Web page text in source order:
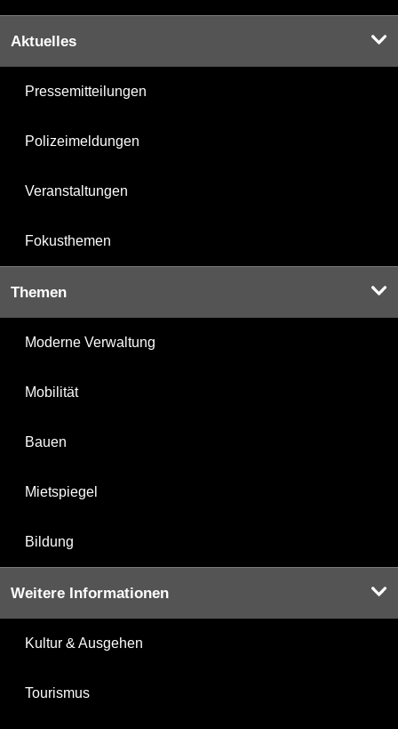
Aktuelles
Pressemitteilungen
Polizeimeldungen
Veranstaltungen
Fokusthemen
Themen
Moderne Verwaltung
Mobilität
Bauen
Mietspiegel
Bildung
Weitere Informationen
Kultur & Ausgehen
Tourismus